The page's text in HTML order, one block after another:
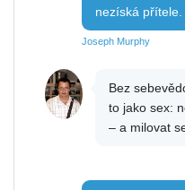
nezíská přítele.
Joseph Murphy
Bez
to jako sex:
– a milovat